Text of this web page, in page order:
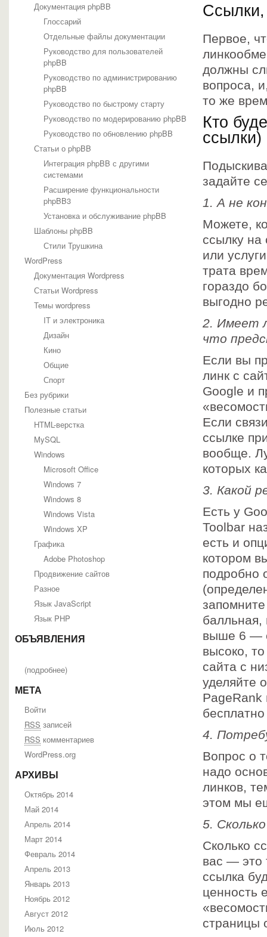
Документация phpBB
Глоссарий
Отдельные файлы документации
Руководство для пользователей
phpBB
Руководство по администрированию
phpBB
Руководство по быстрому старту
Руководство по модерированию phpBB
Руководство по обновлению phpBB
Статьи о phpBB
Интеграция phpBB с другими
системами
Расширение функциональности
phpBB3
Установка и обслуживание phpBB
Шаблоны phpBB
Стили Трушкина
WordPress
Документация Wordpress
Статьи Wordpress
Темы wordpress
IT и электроника
Дизайн
Кино
Общие
Спорт
Без рубрики
Полезные статьи
HTML-верстка
MySQL
Windows
Microsoft Office
Windows 7
Windows 8
Windows Vista
Windows XP
Графика
Adobe Photoshop
Продвижение сайтов
Разное
Язык JavaScript
Язык PHP
ОБЪЯВЛЕНИЯ
(подробнее)
МЕТА
Войти
RSS записей
RSS комментариев
WordPress.org
АРХИВЫ
Октябрь 2014
Май 2014
Апрель 2014
Март 2014
Февраль 2014
Апрель 2013
Январь 2013
Ноябрь 2012
Август 2012
Июль 2012
Ссылки,
Первое,
должны
вопроса,
то же
Кто
ссылки)
задайте
1. А не
Можете,
ссылку
или
трата
гораздо
выгодно
2. Имеет
что
Если вы
линк с
Google и
Если
ссылке
вообще.
которых
3. Какой
Есть у
Toolbar
есть и
котором
подробно
балльная,
выше 6 —
высоко,
сайта с
уделяйте
4.
Вопрос о
надо
линков,
этом мы
5.
Сколько
вас — это
ссылка
ценность
страницы